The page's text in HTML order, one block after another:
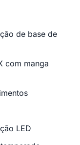
de base de
com manga
LED